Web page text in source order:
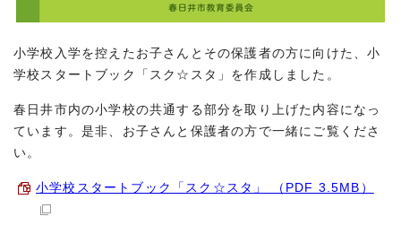
小学校入学を控えたお子さんとその保護者の方に向けた、小
学校スタートブック「スク☆スタ」を作成しました。
春日井市内の小学校の共通する部分を取り上げた内容になっ
ています。是非、お子さんと保護者の方で一緒にご覧くださ
い。
小学校スタートブック「スク☆スタ」 （PDF 3.5MB）